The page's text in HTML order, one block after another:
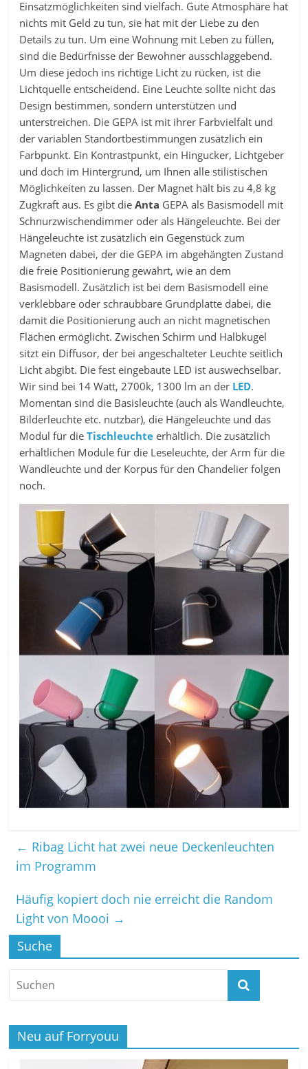
Einsatzmöglichkeiten sind vielfach. Gute Atmosphäre hat
nichts mit Geld zu tun, sie hat mit der Liebe zu den
Details zu tun. Um eine Wohnung mit Leben zu füllen,
sind die Bedürfnisse der Bewohner ausschlaggebend.
Um diese jedoch ins richtige Licht zu rücken, ist die
Lichtquelle entscheidend. Eine Leuchte sollte nicht das
Design bestimmen, sondern unterstützen und
unterstreichen. Die GEPA ist mit ihrer Farbvielfalt und
der variablen Standortbestimmungen zusätzlich ein
Farbpunkt. Ein Kontrastpunkt, ein Hingucker, Lichtgeber
und doch im Hintergrund, um Ihnen alle stilistischen
Möglichkeiten zu lassen. Der Magnet hält bis zu 4,8 kg
Zugkraft aus. Es gibt dieAnta GEPA als Basismodell mit
Schnurzwischendimmer oder als Hängeleuchte. Bei der
Hängeleuchte ist zusätzlich ein Gegenstück zum
Magneten dabei, der die GEPA im abgehängten Zustand
die freie Positionierung gewährt, wie an dem
Basismodell. Zusätzlich ist bei dem Basismodell eine
verklebbare oder schraubbare Grundplatte dabei, die
damit die Positionierung auch an nicht magnetischen
Flächen ermöglicht. Zwischen Schirm und Halbkugel
sitzt ein Diffusor, der bei angeschalteter Leuchte seitlich
Licht abgibt. Die fest eingebaute LED ist auswechselbar.
Wir sind bei 14 Watt, 2700k, 1300 lm an der LED.
Momentan sind die Basisleuchte (auch als Wandleuchte,
Bilderleuchte etc. nutzbar), die Hängeleuchte und das
Modul für dieTischleuchte erhältlich. Die zusätzlich
erhältlichen Module für die Leseleuchte, der Arm für die
Wandleuchte und der Korpus für den Chandelier folgen
noch.
← Ribag Licht hat zwei neue Deckenleuchten
im Programm
Häufig kopiert doch nie erreicht die Random
Light von Moooi →
Suche
Neu auf Forryouu